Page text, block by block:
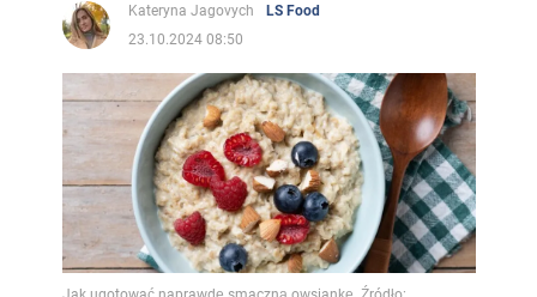
Kateryna Jagovych
LS Food
23.10.2024 08:50